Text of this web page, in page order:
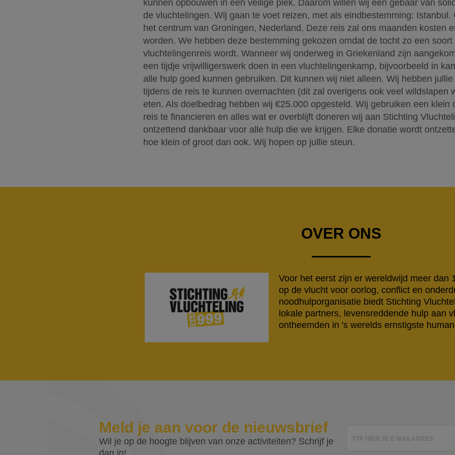
kunnen opbouwen in een veilige plek. Daarom willen wij een gebaar van
de vluchtelingen. Wij gaan te voet reizen, met als eindbestemming: Istanbul.
het centrum van Groningen, Nederland. Deze reis zal ons maanden kosten
worden. We hebben deze bestemming gekozen omdat de tocht zo een soort
vluchtelingenreis wordt. Wanneer wij onderweg in Griekenland zijn
een tijdje vrijwilligerswerk doen in een vluchtelingenkamp, bijvoorbeeld in
alle hulp goed kunnen gebruiken. Dit kunnen wij niet alleen. Wij hebben
tijdens de reis te kunnen overnachten (dit zal overigens ook veel wildslapen
eten. Als doelbedrag hebben wij €25.000 opgesteld. Wij gebruiken een klein
reis te financieren en alles wat er overblijft doneren wij aan Stichting
ontzettend dankbaar voor alle hulp die we krijgen. Elke donatie wordt
hoe klein of groot dan ook. Wij hopen op jullie steun.
OVER ONS
Voor het eerst zijn er wereldwijd meer dan
op de vlucht voor oorlog, conflict en
noodhulporganisatie biedt Stichting
lokale partners, levensreddende hulp aan
ontheemden in 's werelds ernstigste
Meld je aan voor de nieuwsbrief
Wil je op de hoogte blijven van onze activiteiten? Schrijf je
TYP HIER JE E-MAILADRES